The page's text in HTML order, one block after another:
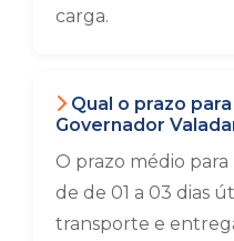
carga.
Qual o prazo
Governador
O prazo médio
de de 01 a 03 dias
transporte e